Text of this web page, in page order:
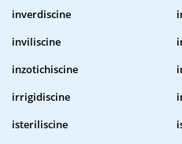
inverdiscine
inviliscine
inzotichiscine
irrigidiscine
isteriliscine